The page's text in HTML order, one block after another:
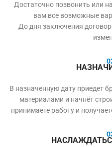
Достаточно позвонить или
вам все возможные
До дня заключения
В назначенную дату приедет
материалами и начнёт
принимаете работу и